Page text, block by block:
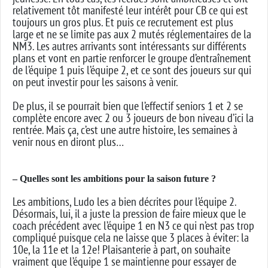
relativement tôt manifesté leur intérêt pour CB ce qui est
toujours un gros plus. Et puis ce recrutement est plus
large et ne se limite pas aux 2 mutés réglementaires de la
NM3. Les autres arrivants sont intéressants sur différents
plans et vont en partie renforcer le groupe d’entraînement
de l’équipe 1 puis l’équipe 2, et ce sont des joueurs sur qui
on peut investir pour les saisons à venir.
De plus, il se pourrait bien que l’effectif seniors 1 et 2 se
complète encore avec 2 ou 3 joueurs de bon niveau d’ici la
rentrée. Mais ça, c’est une autre histoire, les semaines à
venir nous en diront plus…
– Quelles sont les ambitions pour la saison future ?
Les ambitions, Ludo les a bien décrites pour l’équipe 2.
Désormais, lui, il a juste la pression de faire mieux que le
coach précédent avec l’équipe 1 en N3 ce qui n’est pas trop
compliqué puisque cela ne laisse que 3 places à éviter: la
10e, la 11e et la 12e! Plaisanterie à part, on souhaite
vraiment que l’équipe 1 se maintienne pour essayer de